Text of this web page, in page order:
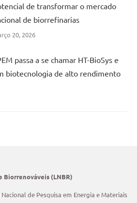
de transformar o mercado
de biorrefinarias
20, 2026
passa a se chamar HT-BioSys e
biotecnologia de alto rendimento
Biorrenováveis (LNBR)
de Pesquisa em Energia e Materiais